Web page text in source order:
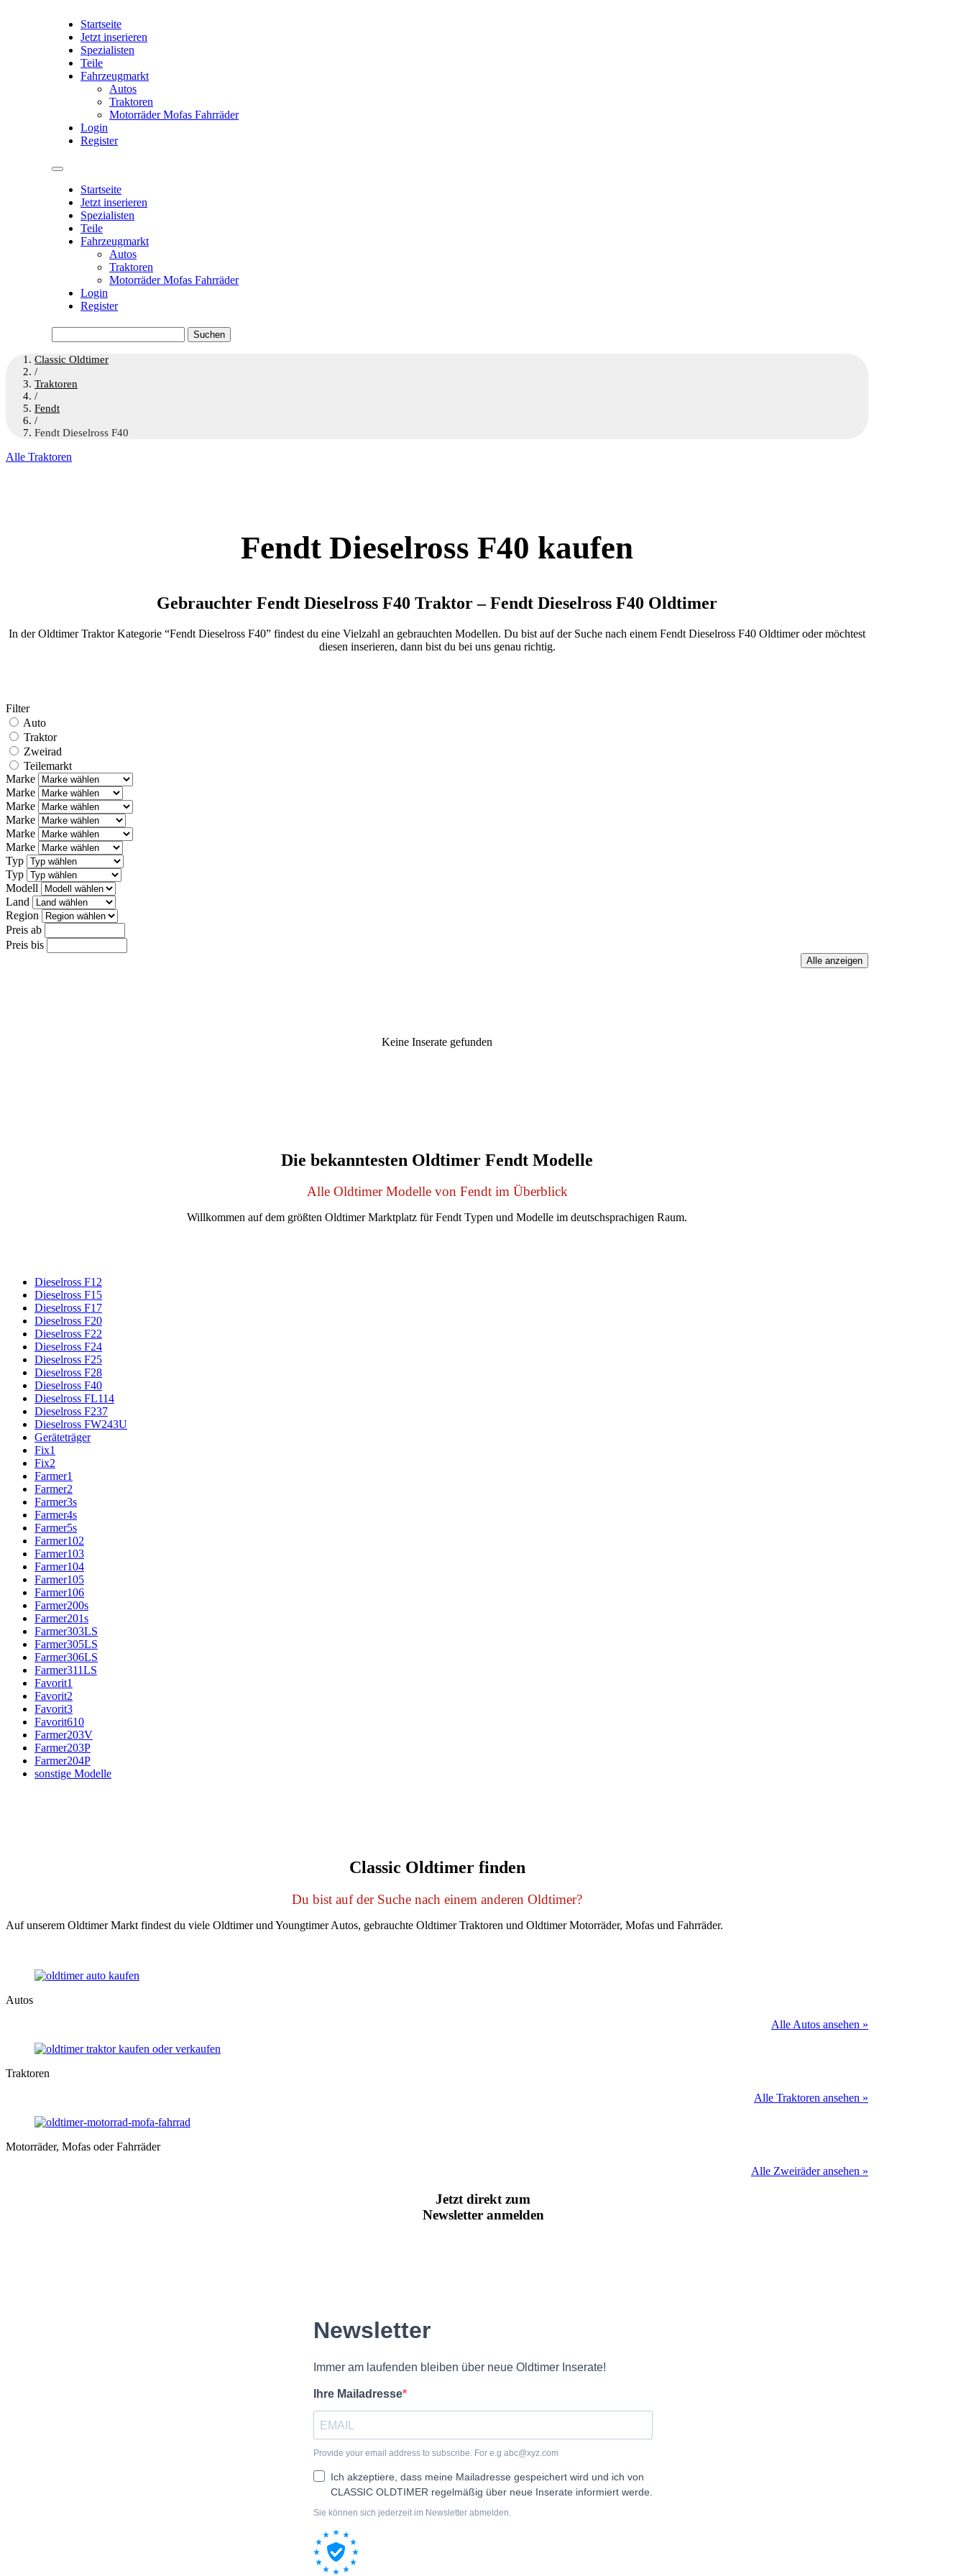
Startseite
Jetzt inserieren
Spezialisten
Teile
Fahrzeugmarkt
Autos
Traktoren
Motorräder Mofas Fahrräder
Login
Register
Startseite
Jetzt inserieren
Spezialisten
Teile
Fahrzeugmarkt
Autos
Traktoren
Motorräder Mofas Fahrräder
Login
Register
nach:
Classic Oldtimer
/
Traktoren
/
Fendt
/
Fendt Dieselross F40
Alle Traktoren
Fendt Dieselross F40 kaufen
Gebrauchter Fendt Dieselross F40 Traktor – Fendt Dieselross F40 Oldtimer
In der Oldtimer Traktor Kategorie “Fendt Dieselross F40” findest du eine Vielzahl an gebrauchten Modellen. Du bist auf der Suche nach einem Fendt Dieselross F40 Oldtimer oder möchtest
diesen inserieren, dann bist du bei uns genau richtig.
Filter
Auto
Traktor
Zweirad
Teilemarkt
Marke
Marke
Marke
Marke
Marke
Marke
Typ
Typ
Modell
Land
Region
Preis ab
Preis bis
Keine Inserate gefunden
Die bekanntesten Oldtimer Fendt Modelle
Alle Oldtimer Modelle von Fendt im Überblick
Willkommen auf dem größten Oldtimer Marktplatz für Fendt Typen und Modelle im deutschsprachigen Raum.
Dieselross F12
Dieselross F15
Dieselross F17
Dieselross F20
Dieselross F22
Dieselross F24
Dieselross F25
Dieselross F28
Dieselross F40
Dieselross FL114
Dieselross F237
Dieselross FW243U
Geräteträger
Fix1
Fix2
Farmer1
Farmer2
Farmer3s
Farmer4s
Farmer5s
Farmer102
Farmer103
Farmer104
Farmer105
Farmer106
Farmer200s
Farmer201s
Farmer303LS
Farmer305LS
Farmer306LS
Farmer311LS
Favorit1
Favorit2
Favorit3
Favorit610
Farmer203V
Farmer203P
Farmer204P
sonstige Modelle
Classic Oldtimer finden
Du bist auf der Suche nach einem anderen Oldtimer?
Auf unserem Oldtimer Markt findest du viele Oldtimer und Youngtimer Autos, gebrauchte Oldtimer Traktoren und Oldtimer Motorräder, Mofas und Fahrräder.
Autos
Alle Autos ansehen »
Traktoren
Alle Traktoren ansehen »
Motorräder, Mofas oder Fahrräder
Alle Zweiräder ansehen »
Jetzt direkt zum
Newsletter anmelden